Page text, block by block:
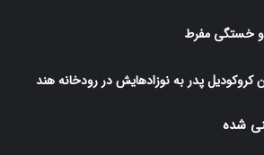
و خستگی مفرط
کروکودیل پدر به نوزادهایش در رودخانه هند
شده